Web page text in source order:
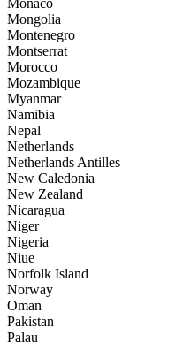
Monaco
Mongolia
Montenegro
Montserrat
Morocco
Mozambique
Myanmar
Namibia
Nepal
Netherlands
Netherlands Antilles
New Caledonia
New Zealand
Nicaragua
Niger
Nigeria
Niue
Norfolk Island
Norway
Oman
Pakistan
Palau